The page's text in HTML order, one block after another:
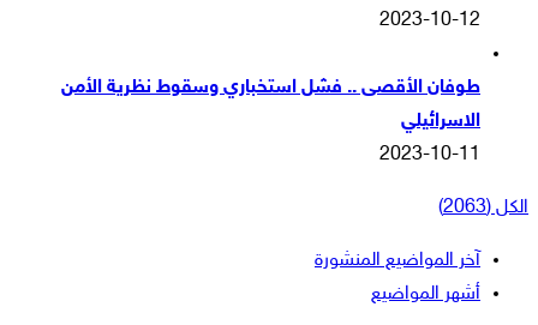
2023-10-12
طوفان الأقصى .. فشل استخباري وسقوط نظرية الأمن
الاسرائيلي
2023-10-11
الكل (2063)
آخر المواضيع المنشورة
أشهر المواضيع